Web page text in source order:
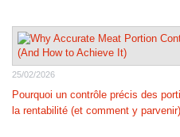
25/02/2026
Pourquoi un contrôle précis des
la rentabilité (et comment y parvenir)